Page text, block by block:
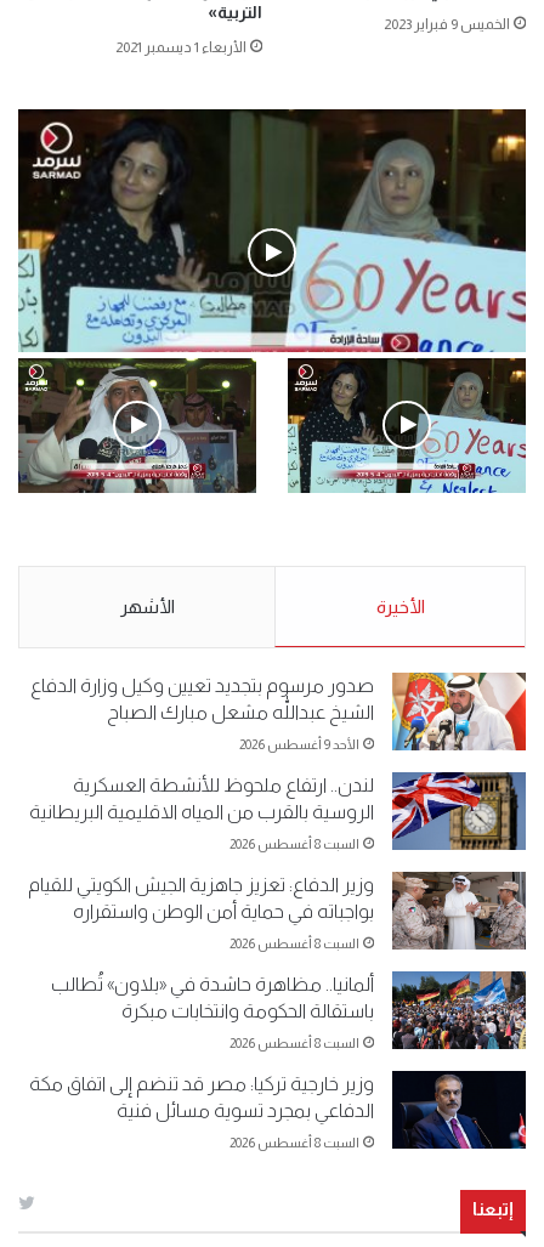
الخميس 9 فبراير 2023
التربية»
الأربعاء 1 ديسمبر 2021
فيديو
.وقفة احتجاجية رمزية لـ”#البدون” في ساحة الإرادة 4-5-2019.
الأحد 5 مايو 2019
5-2019.
نبيع مخدرات يعني ولا خمر؟!.
الأخيرة الأشهر
صدور مرسوم بتجديد تعيين وكيل وزارة الدفاع
الشيخ عبداللّٰه مشعل مبارك الصباح
الأحد 9 أغسطس 2026
لندن.. ارتفاع ملحوظ للأنشطة العسكرية
الروسية بالقرب من المياه الاقليمية البريطانية
السبت 8 أغسطس 2026
وزير الدفاع: تعزيز جاهزية الجيش الكويتي للقيام
بواجباته في حماية أمن الوطن واستقراره
السبت 8 أغسطس 2026
ألمانيا.. مظاهرة حاشدة في «بلاون» تُطالب
باستقالة الحكومة وانتخابات مبكرة
السبت 8 أغسطس 2026
وزير خارجية تركيا: مصر قد تنضم إلى اتفاق مكة
الدفاعي بمجرد تسوية مسائل فنية
السبت 8 أغسطس 2026
إتبعنا